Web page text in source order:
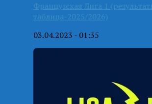
Французская Лига 1
таблица-2025/2026)
03.04.2023 - 01:35